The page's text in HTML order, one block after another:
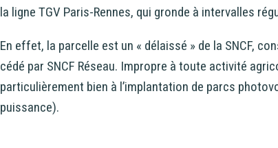
la ligne TGV Paris-Rennes, qui gronde à intervalles
En effet, la parcelle est un « délaissé » de la SNCF,
cédé par SNCF Réseau. Impropre à toute activité
particulièrement bien à l’implantation de parcs
puissance).